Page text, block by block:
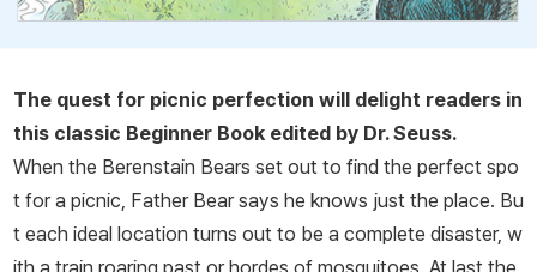
The quest for picnic perfection will delight readers in
this classic Beginner Book edited by Dr. Seuss.
When the Berenstain Bears set out to find the perfect spo
t for a picnic, Father Bear says he knows just the place. Bu
t each ideal location turns out to be a complete disaster, w